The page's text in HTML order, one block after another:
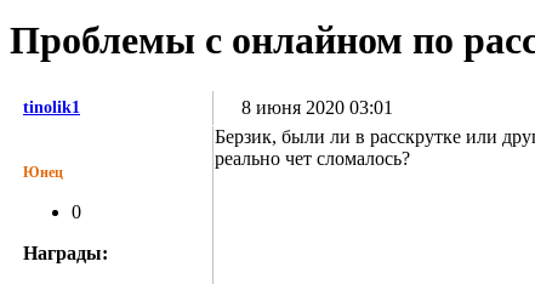
Проблемы с онлайном по
tinolik1 8 июня 2020 03:01
Юнец
0
Награды:
Берзик, были ли в расскрутке или
реально чет сломалось?